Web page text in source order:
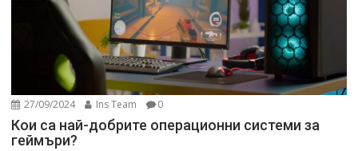
27/09/2024 Ins Team 0
Кои са най-добрите операционни системи за
геймъри?